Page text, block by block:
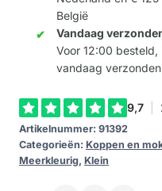
België
Vandaag
Voor 12:00 besteld,
vandaag verzonden
Artikelnummer: 91392
Categorieën: Koppen en
Meerkleurig, Klein